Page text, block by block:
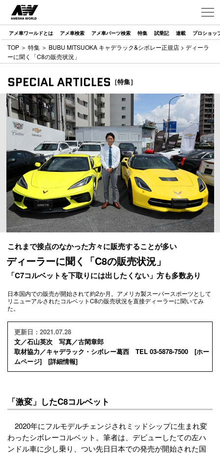
アメ車ワールドとは アメ車検索 アメ車パーツ検索 特集 試乗記 連載 プロショッ
TOP ＞ 特集 ＞ BUBU MITSUOKA キャデラック&シボレー正規店 > ディーラ
ーに聞く「C8の販売状況」
SPECIAL ARTICLES ［特集］
これまで接点のなかった方々に販売することが多い
ディーラーに聞く「C8の販売状況」
「C7コルベットを下取りには出したくない」方も多数あり
日本国内での販売が開始されて約2か月。アメリカ製スーパースポーツとして
リニューアルされたコルベットC8の販売状況を直接ディーラーに聞いてみ
た。
更新日：2021.07.28
文／石山英次 写真／古閑章郎
取材協力／キャデラック・シボレー葛西 TEL 03-5878-7500 [ホー
ムページ] [詳細情報]
「激変」したC8コルベット
2020年にフルモデルチェンジされミッドシップに生まれ変
わったシボレーコルベット。筆者は、デビューしたての左ハ
ンドル車に少し乗り、つい先日日本での発売が開始された国